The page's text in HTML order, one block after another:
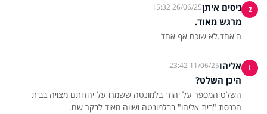
2 ניסים איתן26/06/25 15:32
מרגש מאוד.
ה'אחד.לא שוכח אף אחד
1 אליהו11/06/25 23:42
היכן השלט?
השלט המספר על יהודי בלמונטה ששמרו על יהדותם מצויה בבית
הכנסת "בית אליהו" בבלמונטה ושווה מאוד לבקר שם.